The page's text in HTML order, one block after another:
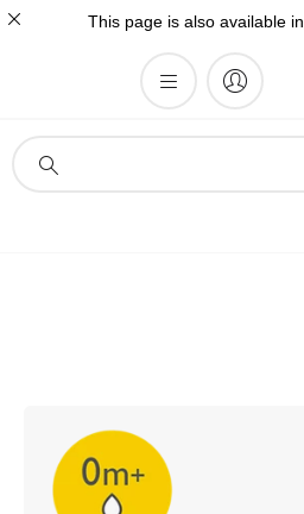
This page is also available in